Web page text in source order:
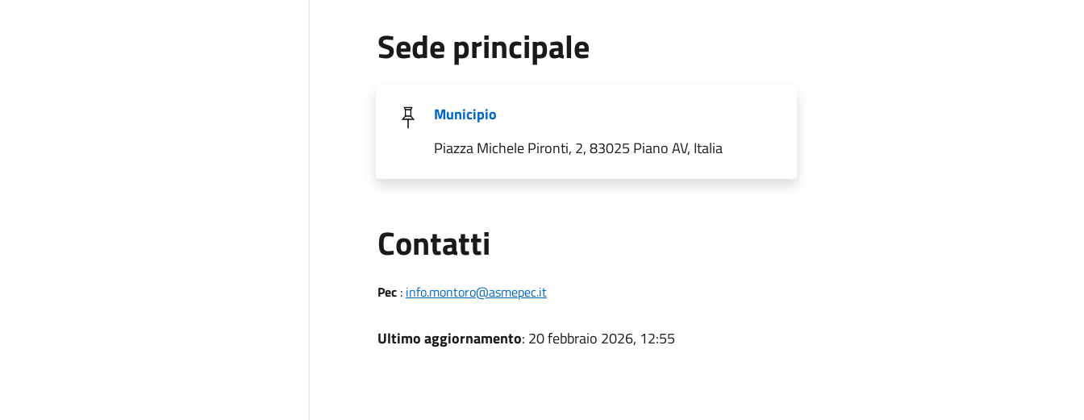
Sede principale
Municipio
Piazza Michele Pironti, 2, 83025 Piano AV, Italia
Contatti
Pec: info.montoro@asmepec.it
Ultimo aggiornamento: 20 febbraio 2026, 12:55